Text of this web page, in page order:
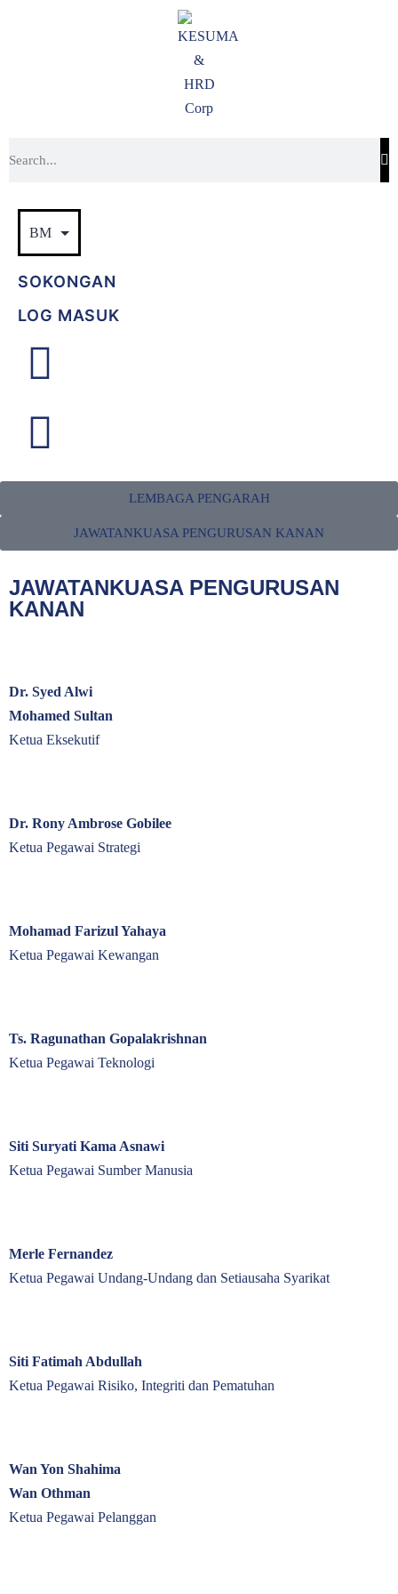
SOKONGAN
LOG MASUK
LEMBAGA PENGARAH
JAWATANKUASA PENGURUSAN KANAN
JAWATANKUASA PENGURUSAN
KANAN
Dr. Syed Alwi
Mohamed Sultan
Ketua Eksekutif
Dr. Rony Ambrose Gobilee
Ketua Pegawai Strategi
Mohamad Farizul Yahaya
Ketua Pegawai Kewangan
Ts. Ragunathan Gopalakrishnan
Ketua Pegawai Teknologi
Siti Suryati Kama Asnawi
Ketua Pegawai Sumber Manusia
Merle Fernandez
Ketua Pegawai Undang-Undang dan Setiausaha Syarikat
Siti Fatimah Abdullah
Ketua Pegawai Risiko, Integriti dan Pematuhan
Wan Yon Shahima
Wan Othman
Ketua Pegawai Pelanggan